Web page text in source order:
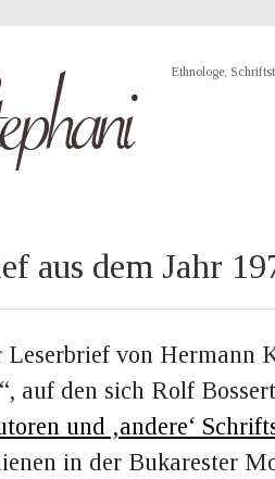
Ethnologe,
aus dem Jahr
Leserbrief von Hermann
auf den sich Rolf
und ‚andere‘
in der Bukarester